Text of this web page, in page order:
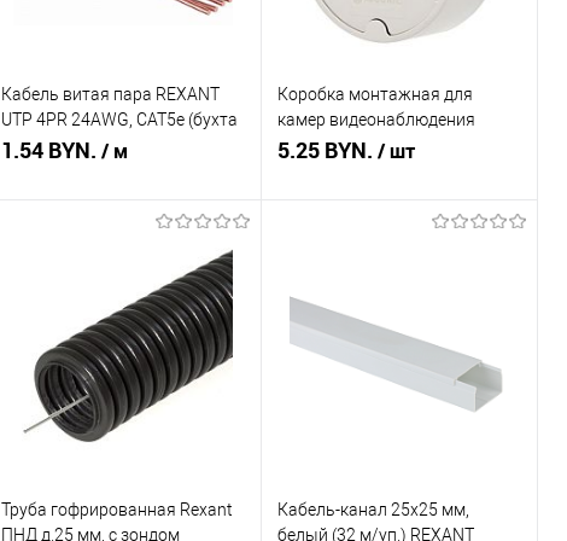
Кабель витая пара REXANT
UTP 4PR 24AWG, CAT5e (бухта
305 м)
1.54 BYN. / м
Купить в 1 клик
Сравнение
В избранное
Недоступно
Коробка монтажная для
камер видеонаблюдения
REXANT 120х50 мм, IP44
5.25 BYN. / шт
Купить в 1 клик
В избранное
Недоступно
Труба гофрированная Rexant
ПНД д.25 мм, с зондом
Кабель-канал 25х25 мм,
белый (32 м/уп.) REXANT